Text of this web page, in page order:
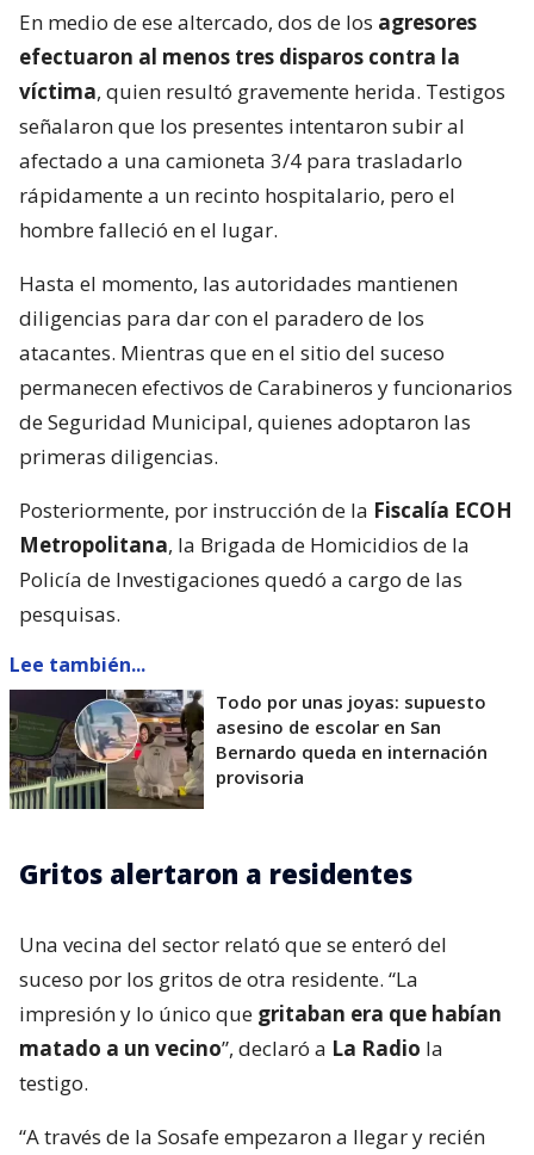
En medio de ese altercado, dos de los agresores
efectuaron al menos tres disparos contra la
víctima, quien resultó gravemente herida. Testigos
señalaron que los presentes intentaron subir al
afectado a una camioneta 3/4 para trasladarlo
rápidamente a un recinto hospitalario, pero el
hombre falleció en el lugar.
Hasta el momento, las autoridades mantienen
diligencias para dar con el paradero de los
atacantes. Mientras que en el sitio del suceso
permanecen efectivos de Carabineros y funcionarios
de Seguridad Municipal, quienes adoptaron las
primeras diligencias.
Posteriormente, por instrucción de la Fiscalía ECOH
Metropolitana, la Brigada de Homicidios de la
Policía de Investigaciones quedó a cargo de las
pesquisas.
Lee también...
Todo por unas joyas: supuesto
asesino de escolar en San
Bernardo queda en internación
provisoria
Gritos alertaron a residentes
Una vecina del sector relató que se enteró del
suceso por los gritos de otra residente. “La
impresión y lo único que gritaban era que habían
matado a un vecino”, declaró a La Radio la
testigo.
“A través de la Sosafe empezaron a llegar y recién